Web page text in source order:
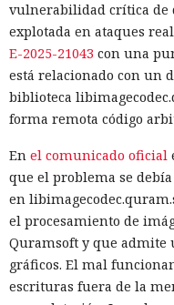
vulnerabilidad crítica de
explotada en ataques
E-2025-21043 con una
está relacionado con un
biblioteca
forma remota código
En el comunicado oficial
que el problema se
en
el procesamiento de
Quramsoft y que admite
gráficos. El mal
escrituras fuera de la